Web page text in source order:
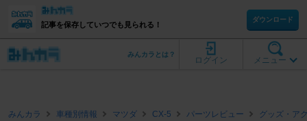
記事を保存していつでも見られる！
ダウンロード
メニュー
ログイン
みんカラとは？
みんカラ 車種別情報 マツダ CX-5 パーツレビュー グッズ・ア